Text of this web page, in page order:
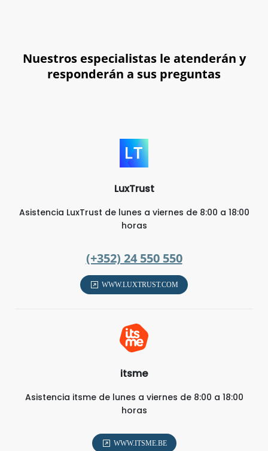
Nuestros especialistas le atenderán y
responderán a sus preguntas
LuxTrust
Asistencia LuxTrust de lunes a viernes de 8:00 a 18:00
horas
(+352) 24 550 550
WWW.LUXTRUST.COM
itsme
Asistencia itsme de lunes a viernes de 8:00 a 18:00
horas
WWW.ITSME.BE